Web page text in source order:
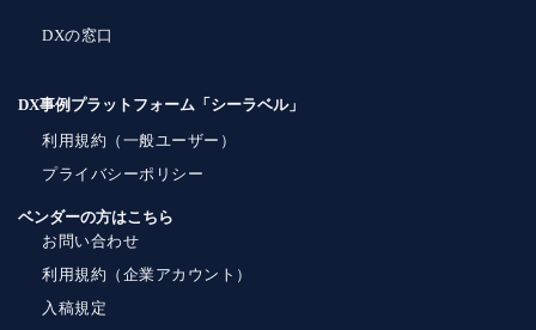
DXの窓口
DX事例プラットフォーム「シーラベル」
利用規約（一般ユーザー）
プライバシーポリシー
ベンダーの方はこちら
お問い合わせ
利用規約（企業アカウント）
入稿規定